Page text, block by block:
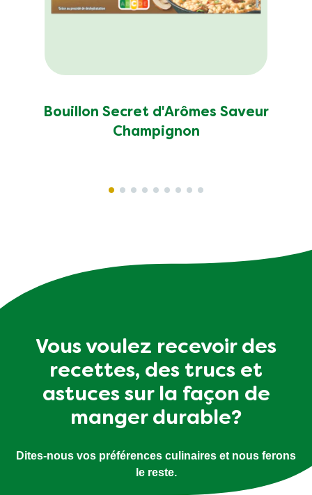
Bouillon Secret d'Arômes Saveur
Champignon
Vous voulez recevoir des
recettes, des trucs et
astuces sur la façon de
manger durable?
Dites-nous vos préférences culinaires et nous ferons
le reste.